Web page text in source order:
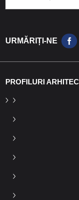
URMĂRIȚI-NE
PROFILURI